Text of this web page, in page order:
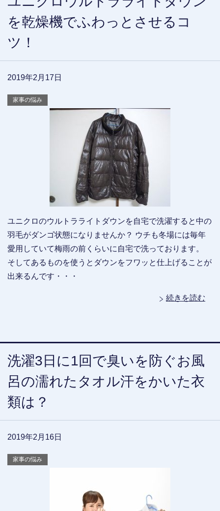
を乾燥機でふわっとさせるコ
ツ！
2019年2月17日
家事の悩み
ユニクロのウルトラライトダウンを自宅で洗濯すると中の
羽毛がダンゴ状態になりませんか？ ウチも冬場には毎年
愛用していて梅雨の前くらいに自宅で洗っております。
そしてあるものを使うとダウンをフワッと仕上げることが
出来るんです・・・
続きを読む
洗濯3日に1回で臭いを防ぐお風
呂の濡れたタオル汗をかいた衣
類は？
2019年2月16日
家事の悩み